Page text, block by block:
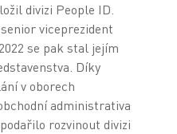
divizi People ID.
viceprezident
se pak stal jejím
Díky
v oborech
administrativa
rozvinout divizi